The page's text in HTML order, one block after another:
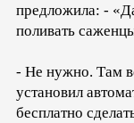
предложила: -
поливать
- Не нужно. Там
установил
бесплатно